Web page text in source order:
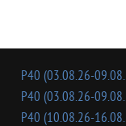
Р40 (03.08.26-
Р40 (03.08.26-
Р40 (10.08.26-